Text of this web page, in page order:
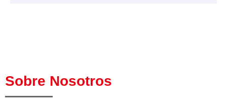
Sobre Nosotros